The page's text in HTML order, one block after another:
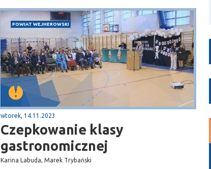
POWIAT WEJHEROWSKI
wtorek, 14.11.2023
Czepkowanie klasy
gastronomicznej
Karina Labuda, Marek Trybański